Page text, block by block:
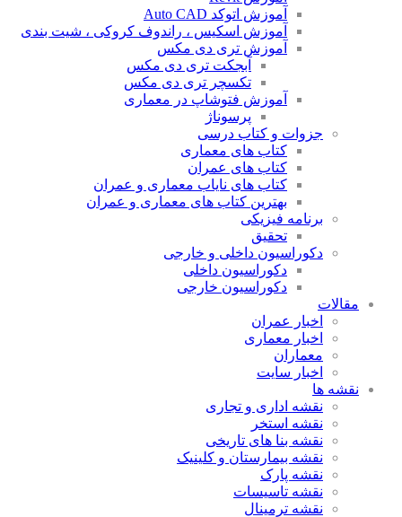
آموزش اتوکد Auto CAD
آموزش اسکیس ، راندوف کروکی ، شیت بندی
آموزش تری دی مکس
آبجکت تری دی مکس
تکسچر تری دی مکس
آموزش فتوشاپ در معماری
پرسوناژ
جزوات و کتاب درسی
کتاب های معماری
کتاب های عمران
کتاب های نایاب معماری و عمران
بهترین کتاب های معماری و عمران
برنامه فیزیکی
تحقیق
دکوراسیون داخلی و خارجی
دکوراسیون داخلی
دکوراسیون خارجی
مقالات
اخبار عمران
اخبار معماری
معماران
اخبار سایت
نقشه ها
نقشه اداری و تجاری
نقشه استخر
نقشه بنا های تاریخی
نقشه بیمارستان و کلینیک
نقشه پارک
نقشه تاسیسات
نقشه ترمینال